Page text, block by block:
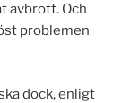
avbrott. Och
problemen
dock, enligt